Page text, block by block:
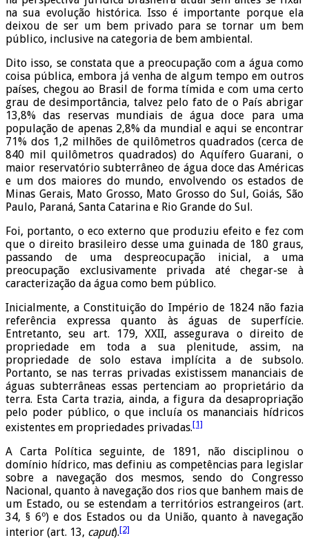
na sua evolução histórica. Isso é importante porque ela
deixou de ser um bem privado para se tornar um bem
público, inclusive na categoria de bem ambiental.
Dito isso, se constata que a preocupação com a água como
coisa pública, embora já venha de algum tempo em outros
países, chegou ao Brasil de forma tímida e com uma certo
grau de desimportância, talvez pelo fato de o País abrigar
13,8% das reservas mundiais de água doce para uma
população de apenas 2,8% da mundial e aqui se encontrar
71% dos 1,2 milhões de quilômetros quadrados (cerca de
840 mil quilômetros quadrados) do Aquífero Guarani, o
maior reservatório subterrâneo de água doce das Américas
e um dos maiores do mundo, envolvendo os estados de
Minas Gerais, Mato Grosso, Mato Grosso do Sul, Goiás, São
Paulo, Paraná, Santa Catarina e Rio Grande do Sul.
Foi, portanto, o eco externo que produziu efeito e fez com
que o direito brasileiro desse uma guinada de 180 graus,
passando de uma despreocupação inicial, a uma
preocupação exclusivamente privada até chegar-se à
caracterização da água como bem público.
Inicialmente, a Constituição do Império de 1824 não fazia
referência expressa quanto às águas de superfície.
Entretanto, seu art. 179, XXII, assegurava o direito de
propriedade em toda a sua plenitude, assim, na
propriedade de solo estava implícita a de subsolo.
Portanto, se nas terras privadas existissem mananciais de
águas subterrâneas essas pertenciam ao proprietário da
terra. Esta Carta trazia, ainda, a figura da desapropriação
pelo poder público, o que incluía os mananciais hídricos
existentes em propriedades privadas.[1]
A Carta Política seguinte, de 1891, não disciplinou o
domínio hídrico, mas definiu as competências para legislar
sobre a navegação dos mesmos, sendo do Congresso
Nacional, quanto à navegação dos rios que banhem mais de
um Estado, ou se estendam a territórios estrangeiros (art.
34, § 6º) e dos Estados ou da União, quanto à navegação
interior (art. 13, caput).[2]